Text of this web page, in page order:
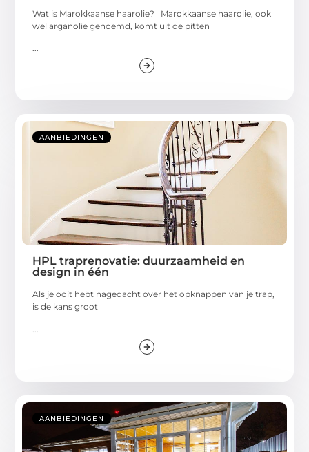
Wat is Marokkaanse haarolie? Marokkaanse haarolie, ook
wel arganolie genoemd, komt uit de pitten
...
AANBIEDINGEN
HPL traprenovatie: duurzaamheid en
design in één
Als je ooit hebt nagedacht over het opknappen van je trap,
is de kans groot
AANBIEDINGEN